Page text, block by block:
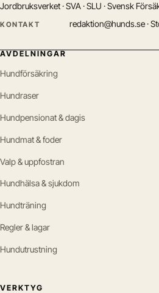
Jordbruksverket · SVA · SLU · Svensk
KONTAKT redaktion@hunds.se ·
AVDELNINGAR
Hundförsäkring
Hundraser
Hundpensionat & dagis
Hundmat & foder
Valp & uppfostran
Hundhälsa & sjukdom
Hundträning
Regler & lagar
Hundutrustning
VERKTYG